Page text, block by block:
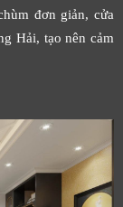
đơn giản, cửa
Hải, tạo nên cảm